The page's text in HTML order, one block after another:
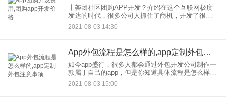
十荟团社区团购APP开发？介绍在这个互联网极度
发达的时代，很多公司人抓住了商机，开发了很多
购物方式，社区的团购就是其中之一。社区的团购
意味着一定数量的消费者通过社区，社区和团购的
2021-08-03 14:30
App外包流程是怎么样的,app定制外包注意事项
如今app盛行，很多人都会通过外包开发公司制作一
款属于自己的app，但是你知道具体流程是怎么样的
吗？App定制外包有什么需要注意的？今天应用公园
小编详细和大家讲解下。
2021-08-03 15:00